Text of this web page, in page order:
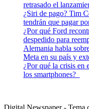
retrasado el
¿Siri de pago? Tim
tendrán que pagar
¿Por qué Ford
despedido para
Alemania habla
Meta en su país y
¿Por qué la crisis en
los smartphones?
Digital Newspaper - Tema